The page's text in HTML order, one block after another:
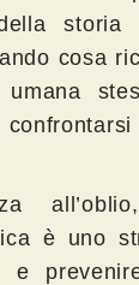
storia
cosa
è uno
e